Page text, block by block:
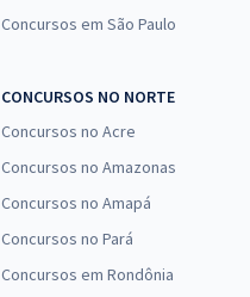
Concursos em São Paulo
CONCURSOS NO NORTE
Concursos no Acre
Concursos no Amazonas
Concursos no Amapá
Concursos no Pará
Concursos em Rondônia